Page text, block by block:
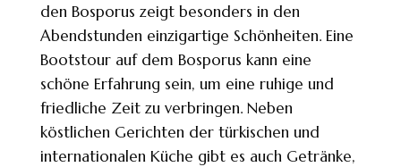
den Bosporus zeigt besonders in den
Abendstunden einzigartige Schönheiten. Eine
Bootstour auf dem Bosporus kann eine
schöne Erfahrung sein, um eine ruhige und
friedliche Zeit zu verbringen. Neben
köstlichen Gerichten der türkischen und
internationalen Küche gibt es auch Getränke,